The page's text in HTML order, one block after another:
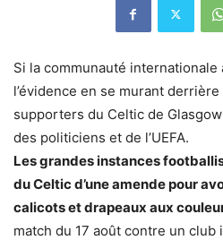
Si la communauté
l’évidence en se murant
supporters du Celtic de Glasgow
des politiciens et de l’UEFA.
Les grandes instances
du Celtic d’une amende pour
calicots et drapeaux aux
match du 17 août contre un club